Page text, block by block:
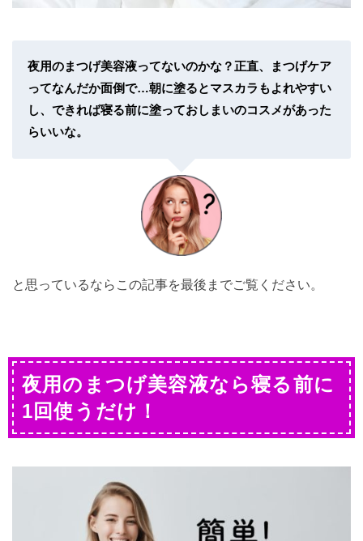
夜用のまつげ美容液ってないのかな？正直、まつげケア
ってなんだか面倒で…朝に塗るとマスカラもよれやすい
し、できれば寝る前に塗っておしまいのコスメがあった
らいいな。
と思っているならこの記事を最後までご覧ください。
夜用のまつげ美容液なら寝る前に
1回使うだけ！